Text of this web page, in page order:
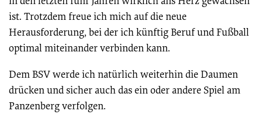
ist. Trotzdem freue ich mich auf die neue
Herausforderung, bei der ich künftig Beruf und Fußball
optimal miteinander verbinden kann.
Dem BSV werde ich natürlich weiterhin die Daumen
drücken und sicher auch das ein oder andere Spiel am
Panzenberg verfolgen.